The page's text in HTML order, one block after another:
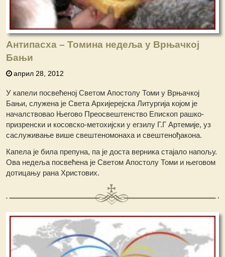
Антипасха – Томина недеља у Врњачкој
Бањи
април 28, 2012
У капели посвећеној Светом Апостолу Томи у Врњачкој
Бањи, служена је Света Архијерејска Литургија којом је
началствовао Његово Преосвештенство Епископ рашко-
призренски и косовско-метохијски у егзилу Г.Г Артемије, уз
саслуживање више свештеномонаха и свештенођакона.
Капела је била препуна, па је доста верника стајало напољу.
Ова недеља посвећена је Светом Апостолу Томи и његовом
дотицању рана Христових.